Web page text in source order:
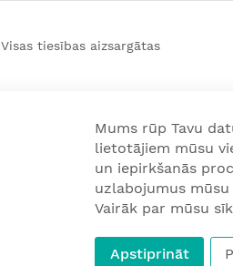
Visas tiesības aizsargātas
Mums rūp Tavu
lietotājiem mūsu
un iepirkšanās
uzlabojumus
Vairāk par mūsu
Apstiprināt